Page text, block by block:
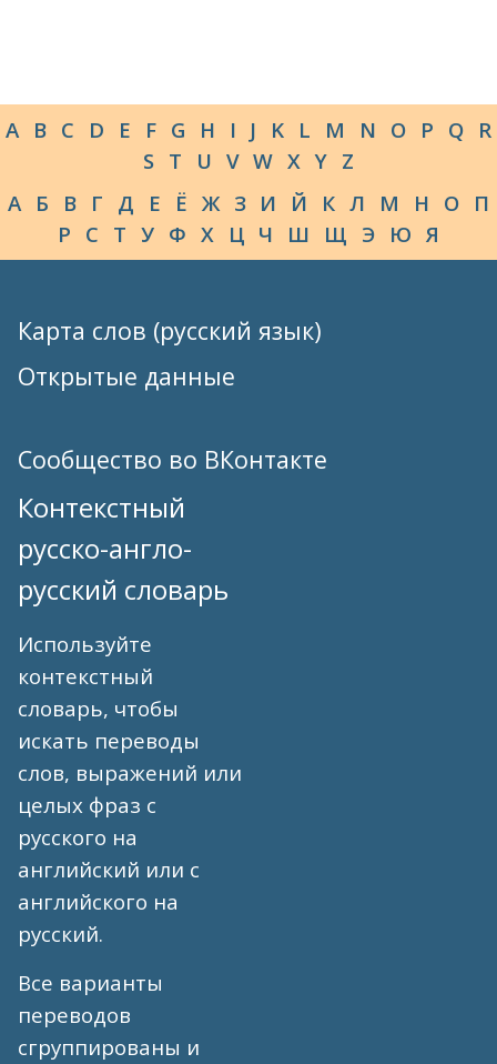
A B C D E F G H I J K L M N O P Q R
S T U V W X Y Z
А Б В Г Д Е Ё Ж З И Й К Л М Н О П
Р С Т У Ф Х Ц Ч Ш Щ Э Ю Я
Карта слов (русский язык)
Открытые данные
Сообщество во ВКонтакте
Контекстный
русско-англо-
русский словарь
Используйте
контекстный
словарь, чтобы
искать переводы
слов, выражений или
целых фраз с
русского на
английский или с
английского на
русский.
Все варианты
переводов
сгруппированы и